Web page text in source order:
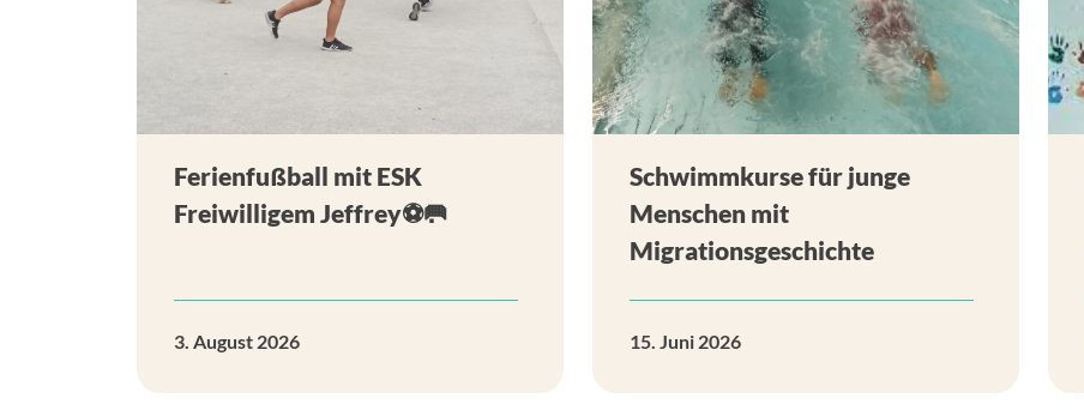
Ferienfußball mit ESK
Freiwilligem Jeffrey⚽🥅
3. August 2026
Schwimmkurse für junge
Menschen mit
Migrationsgeschichte
15. Juni 2026